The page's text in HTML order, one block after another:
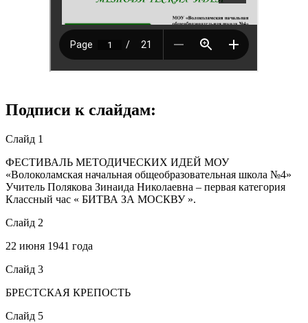
Подписи к слайдам:
Слайд 1
ФЕСТИВАЛЬ МЕТОДИЧЕСКИХ ИДЕЙ МОУ
«Волоколамская начальная общеобразовательная школа №4»
Учитель Полякова Зинаида Николаевна – первая категория
Классный час « БИТВА ЗА МОСКВУ ».
Слайд 2
22 июня 1941 года
Слайд 3
БРЕСТСКАЯ КРЕПОСТЬ
Слайд 5